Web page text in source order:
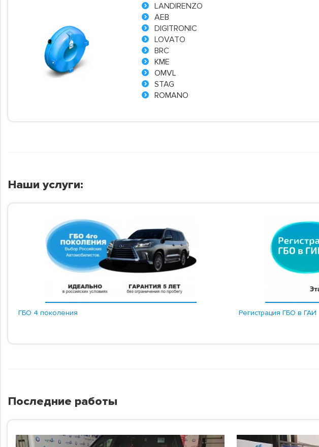
LANDIRENZO
AEB
DIGITRONIC
LOVATO
BRC
KME
OMVL
STAG
ROMANO
Наши услуги:
ГБО 4 поколения Регистрация ГБО в ГАИ
Последние работы